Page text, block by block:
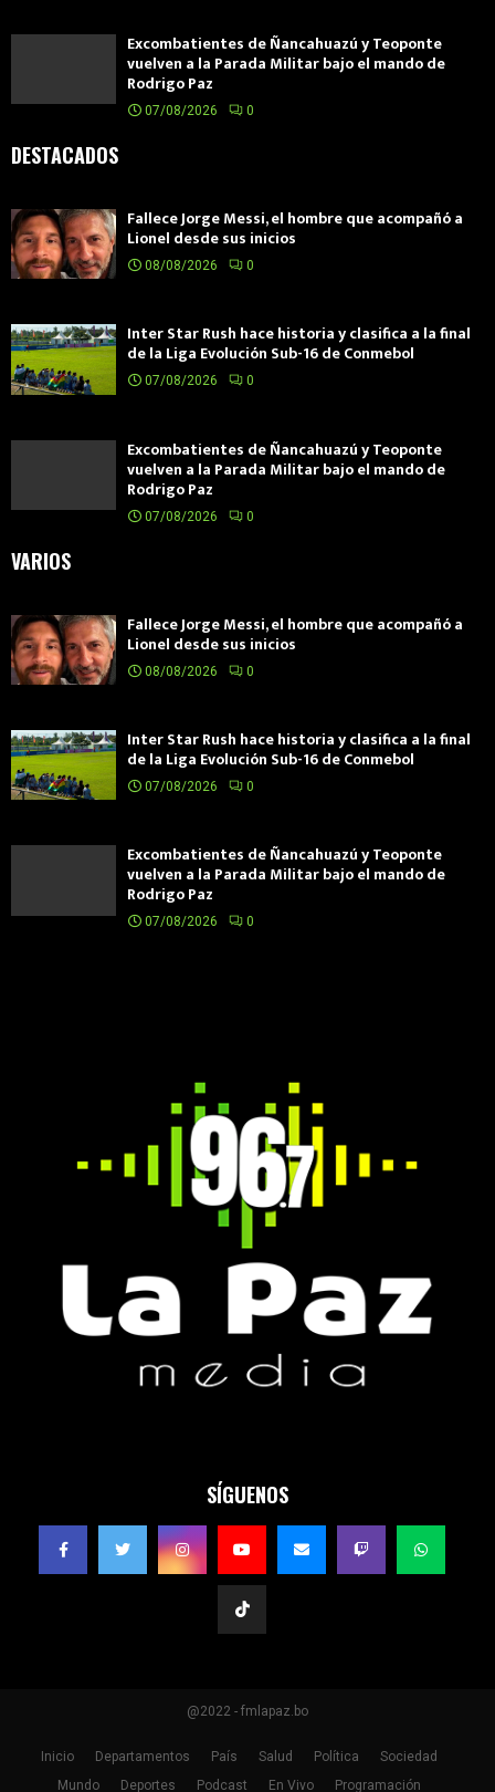
Excombatientes de Ñancahuazú y Teoponte
vuelven a la Parada Militar bajo el mando de
Rodrigo Paz
07/08/2026 0
DESTACADOS
Fallece Jorge Messi, el hombre que acompañó a
Lionel desde sus inicios
08/08/2026 0
Inter Star Rush hace historia y clasifica a la final
de la Liga Evolución Sub-16 de Conmebol
07/08/2026 0
Excombatientes de Ñancahuazú y Teoponte
vuelven a la Parada Militar bajo el mando de
Rodrigo Paz
07/08/2026 0
VARIOS
Fallece Jorge Messi, el hombre que acompañó a
Lionel desde sus inicios
08/08/2026 0
Inter Star Rush hace historia y clasifica a la final
de la Liga Evolución Sub-16 de Conmebol
07/08/2026 0
Excombatientes de Ñancahuazú y Teoponte
vuelven a la Parada Militar bajo el mando de
Rodrigo Paz
07/08/2026 0
SÍGUENOS
@2022 - fmlapaz.bo
Inicio Departamentos País Salud Política
Sociedad
Mundo
Deportes Podcast En Vivo Programación